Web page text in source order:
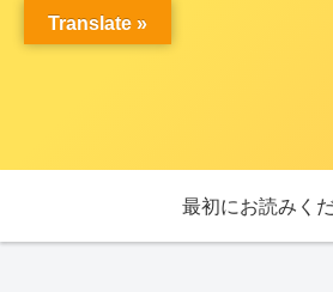
最初にお読みく
Translate »